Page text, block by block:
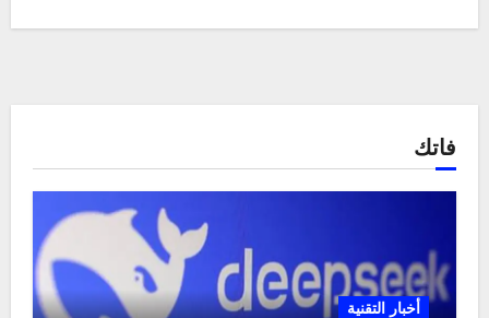
فاتك
أخبار التقنية